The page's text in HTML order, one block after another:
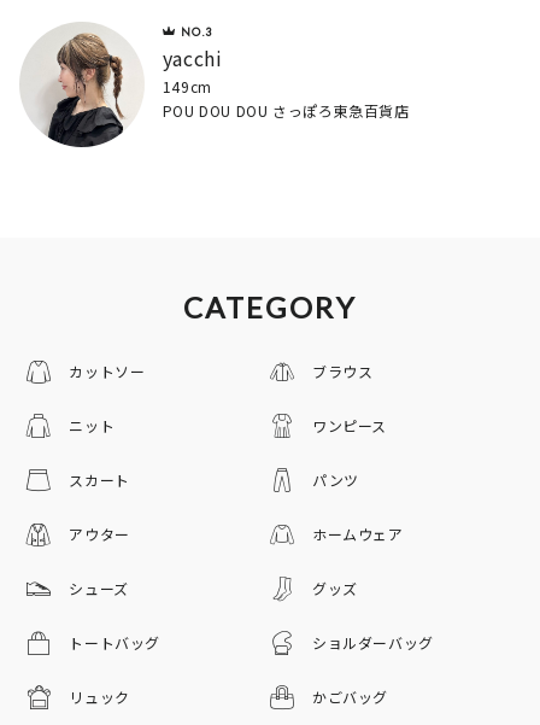
yacchi
149cm
POU DOU DOU さっぽろ東急百貨店
CATEGORY
カットソー ブラウス
ニット ワンピース
スカート パンツ
アウター ホームウェア
シューズ グッズ
トートバッグ ショルダーバッグ
リュック かごバッグ